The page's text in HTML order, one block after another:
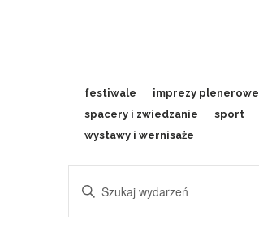
festiwale imprezy plenerowe
spacery i zwiedzanie
sport
wystawy i wernisaże
Wydarzenia
Nawigacja
Wpisz